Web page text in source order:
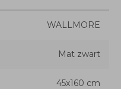
WALLMORE
Mat zwart
45x160 cm